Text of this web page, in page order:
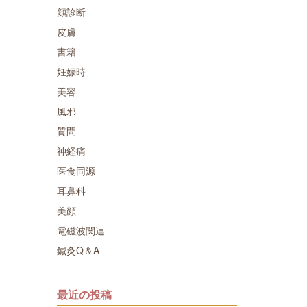
顔診断
皮膚
書籍
妊娠時
美容
風邪
質問
神経痛
医食同源
耳鼻科
美顔
電磁波関連
鍼灸Q＆A
最近の投稿